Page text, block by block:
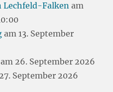
Lechfeld-Falken am
am 13. September
am 26. September 2026
September 2026